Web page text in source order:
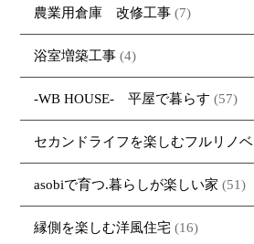
農業用倉庫 改修工事 (7)
浴室増築工事 (4)
-WB HOUSE- 平屋で暮らす (57)
セカンドライフを楽しむフルリノベ
asobiで育つ.暮らしが楽しい家 (51)
縁側を楽しむ洋風住宅 (16)